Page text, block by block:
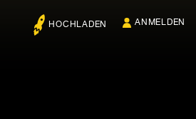
HOCHLADEN ANMELDEN